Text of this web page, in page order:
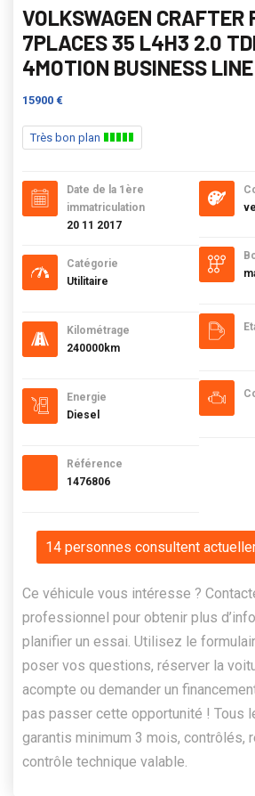
VOLKSWAGEN CRAFTER
7PLACES 35 L4H3 2.0
4MOTION BUSINESS
15900 €
Très bon plan
Date de la 1ère
immatriculation
20 11 2017
Catégorie
Utilitaire
Kilométrage
240000km
Energie
Diesel
Référence
1476806
14 personnes consultent
Ce véhicule vous intéresse ?
professionnel pour obtenir plus
planifier un essai. Utilisez le
poser vos questions, réserver la
acompte ou demander un
pas passer cette opportunité ! Tous
garantis minimum 3 mois, contrôlés,
contrôle technique valable.